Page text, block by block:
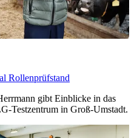
Rollenprüfstand
gibt Einblicke in das
Testzentrum in Groß-Umstadt.